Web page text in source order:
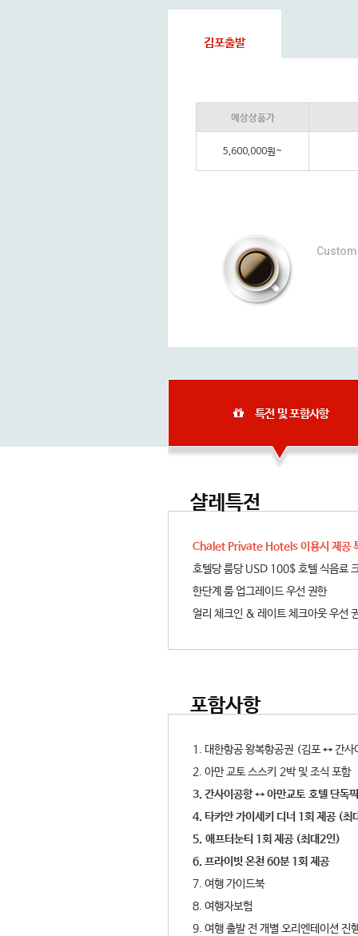
김포출발
예상상품가
5,600,000원~
특전 및 포함사항
샬레특전
Chalet Private Hotels 이용시 제공
호텔당 룸당 USD 100$ 호텔 식음료
한단계 룸 업그레이드 우선 권한
얼리 체크인 & 레이트 체크아웃 우선
포함사항
1. 대한항공 왕복항공권 (김포 ↔ 간사
2. 아만 교토 스스키 2박 및 조식 포함
3. 간사이공항 ↔ 아만교토 호텔 단독
4. 타카안 가이세키 디너 1회 제공 (최
5. 애프터눈티 1회 제공 (최대2인)
6. 프라이빗 온천 60분 1회 제공
7. 여행 가이드북
8. 여행자보험
9. 여행 출발 전 개별 오리엔테이션 진